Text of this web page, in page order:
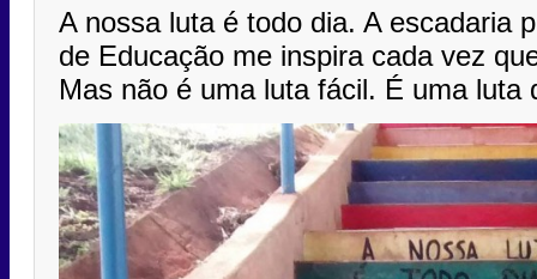
A nossa luta é todo dia. A escadaria
de Educação me inspira cada vez
Mas não é uma luta fácil. É uma luta